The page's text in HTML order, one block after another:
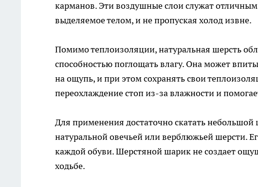
карманов. Эти воздушные слои служат
выделяемое телом, и не пропуская холод извне.
Помимо теплоизоляции, натуральная шерсть
способностью поглощать влагу. Она может
на ощупь, и при этом сохранять свои
переохлаждение стоп из-за влажности и
Для применения достаточно скатать
натуральной овечьей или верблюжьей шерсти.
каждой обуви. Шерстяной шарик не создает
ходьбе.